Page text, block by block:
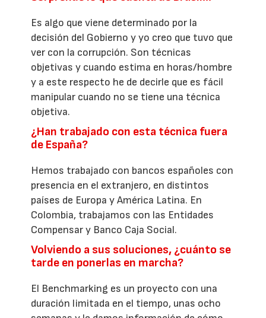
Es algo que viene determinado por la
decisión del Gobierno y yo creo que tuvo que
ver con la corrupción. Son técnicas
objetivas y cuando estima en horas/hombre
y a este respecto he de decirle que es fácil
manipular cuando no se tiene una técnica
objetiva.
¿Han trabajado con esta técnica fuera
de España?
Hemos trabajado con bancos españoles con
presencia en el extranjero, en distintos
países de Europa y América Latina. En
Colombia, trabajamos con las Entidades
Compensar y Banco Caja Social.
Volviendo a sus soluciones, ¿cuánto se
tarde en ponerlas en marcha?
El Benchmarking es un proyecto con una
duración limitada en el tiempo, unas ocho